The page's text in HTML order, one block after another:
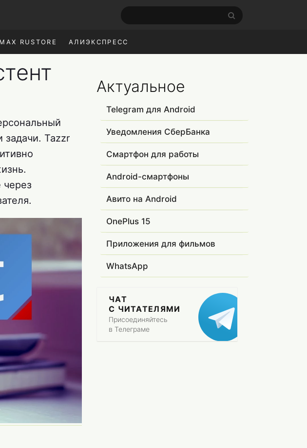
MAX RUSTORE АЛИЭКСПРЕСС
задачи. Tazzr
Актуальное
Telegram для Android
Уведомления СберБанка
Смартфон для работы
Android-смартфоны
Авито на Android
OnePlus 15
Приложения для фильмов
WhatsApp
ЧАТ
С ЧИТАТЕЛЯМИ
Присоединяйтесь
в Телеграме